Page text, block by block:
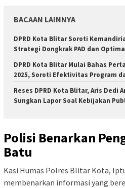
BACAAN LAINNYA
DPRD Kota Blitar Soroti
Strategi Dongkrak PAD dan
DPRD Kota Blitar Mulai Bahas
2025, Soroti Efektivitas Program
Reses DPRD Kota Blitar, Aris Dedi
Sungkan Lapor Soal Kebijakan
Polisi Benarkan
Batu
Kasi Humas Polres Blitar Kota,
membenarkan informasi yang